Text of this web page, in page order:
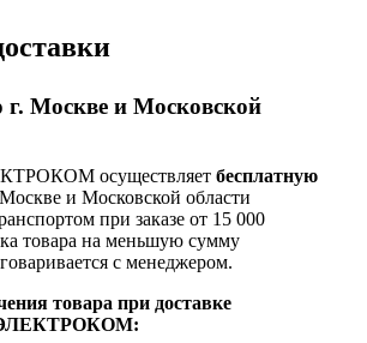
г. Москве и Московской
осуществляет бесплатную
и Московской области
при заказе от 15 000
товара на меньшую сумму
с менеджером.
товара при доставке
ЭЛЕКТРОКОМ: